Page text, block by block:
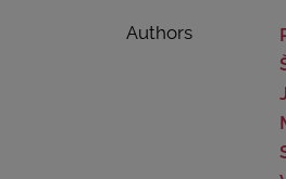
Authors